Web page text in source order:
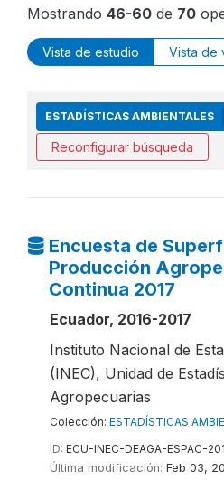
Mostrando 46-60 de 70
Vista de estudio Vista de
ESTADÍSTICAS AMBIENTALES
Reconfigurar búsqueda
Encuesta de
Producción
Continua 2017
Ecuador, 2016-2017
Instituto Nacional de
(INEC), Unidad de
Agropecuarias
Colección: ESTADÍSTICAS
ID: ECU-INEC-DEAGA-ESPAC-
Última modificación: Feb 03,